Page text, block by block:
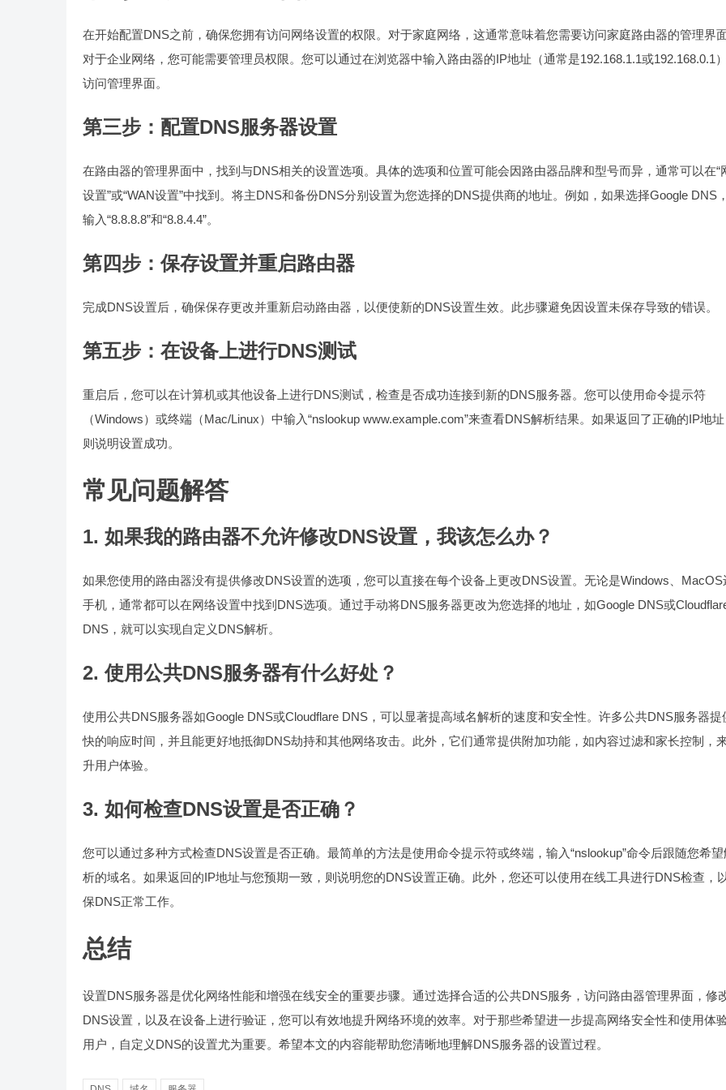
在开始配置DNS之前，确保您拥有访问网络设置的权限。对于家庭网络，这通常意味着您需要访问家庭路由器的管理界面
对于企业网络，您可能需要管理员权限。您可以通过在浏览器中输入路由器的IP地址（通常是192.168.1.1或192.168.0.1
访问管理界面。
第三步：配置DNS服务器设置
在路由器的管理界面中，找到与DNS相关的设置选项。具体的选项和位置可能会因路由器品牌和型号而异，通常可以在“
设置”或“WAN设置”中找到。将主DNS和备份DNS分别设置为您选择的DNS提供商的地址。例如，如果选择Google DNS
输入“8.8.8.8”和“8.8.4.4”。
第四步：保存设置并重启路由器
完成DNS设置后，确保保存更改并重新启动路由器，以便使新的DNS设置生效。此步骤避免因设置未保存导致的错误。
第五步：在设备上进行DNS测试
重启后，您可以在计算机或其他设备上进行DNS测试，检查是否成功连接到新的DNS服务器。您可以使用命令提示符
（Windows）或终端（Mac/Linux）中输入“nslookup www.example.com”来查看DNS解析结果。如果返回了正确的IP地址
则说明设置成功。
常见问题解答
1. 如果我的路由器不允许修改DNS设置，我该怎么办？
如果您使用的路由器没有提供修改DNS设置的选项，您可以直接在每个设备上更改DNS设置。无论是Windows、MacOS
手机，通常都可以在网络设置中找到DNS选项。通过手动将DNS服务器更改为您选择的地址，如Google DNS或
DNS，就可以实现自定义DNS解析。
2. 使用公共DNS服务器有什么好处？
使用公共DNS服务器如Google DNS或Cloudflare DNS，可以显著提高域名解析的速度和安全性。许多公共DNS服务器提
快的响应时间，并且能更好地抵御DNS劫持和其他网络攻击。此外，它们通常提供附加功能，如内容过滤和家长控制，
升用户体验。
3. 如何检查DNS设置是否正确？
您可以通过多种方式检查DNS设置是否正确。最简单的方法是使用命令提示符或终端，输入“nslookup”命令后跟随您希望
析的域名。如果返回的IP地址与您预期一致，则说明您的DNS设置正确。此外，您还可以使用在线工具进行DNS检查，
保DNS正常工作。
总结
设置DNS服务器是优化网络性能和增强在线安全的重要步骤。通过选择合适的公共DNS服务，访问路由器管理界面，修
DNS设置，以及在设备上进行验证，您可以有效地提升网络环境的效率。对于那些希望进一步提高网络安全性和使用体
用户，自定义DNS的设置尤为重要。希望本文的内容能帮助您清晰地理解DNS服务器的设置过程。